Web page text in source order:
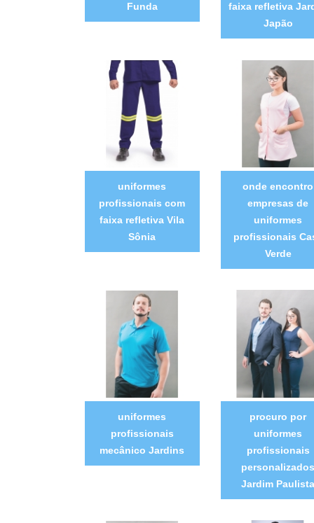
Funda
faixa refletiva
Japão
uniformes
profissionais com
faixa refletiva Vila
Sônia
onde encontro
empresas de
uniformes
profissionais
Verde
uniformes
profissionais
mecânico Jardins
procuro por
uniformes
profissionais
personalizados
Jardim Paulista